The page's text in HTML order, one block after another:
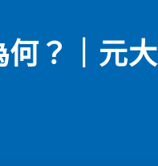
何？｜元大